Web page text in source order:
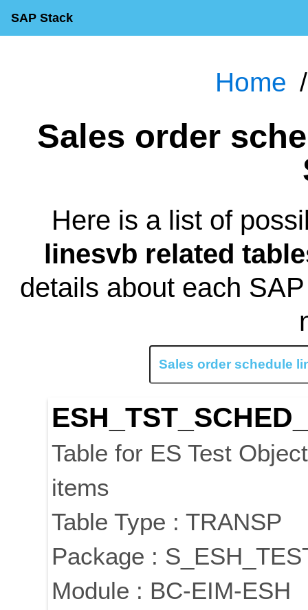
SAP Stack
Home
Sales order schedule linesvb Table in
Here is a list of
linesvb related
details about each
Table for ES Test
items
Table Type : TRANSP
Package :
Module : BC-EIM-ESH